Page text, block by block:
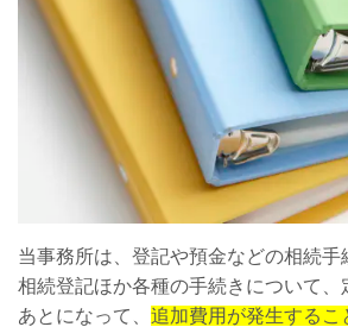
当事務所は、登記や預金などの相続手
相続登記ほか各種の手続きについて、
あとになって、 追加費用が発生するこ